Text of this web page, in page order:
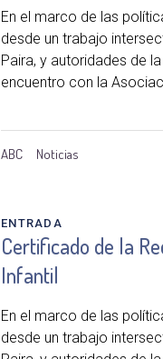
En el marco de las
desde un trabajo
Paira, y autoridades de
encuentro con la
ABC Noticias
ENTRADA
Certificado de la
Infantil
En el marco de las
desde un trabajo